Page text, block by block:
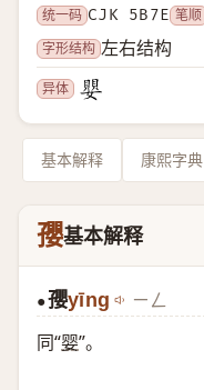
统一码 CJK 5B7E 笔顺
字形结构 左右结构
异体
基本解释 康熙字典
孾基本解释
●孾yīng ㄧㄥ
同“婴”。